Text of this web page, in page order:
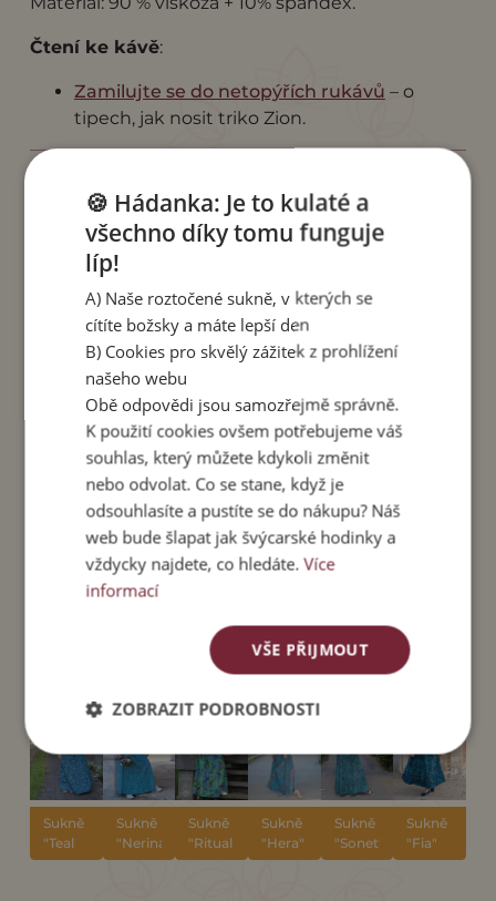
Čtení ke kávě:
Zamilujte se do netopýřích rukávů – o
tipech, jak nosit triko Zion.
Pro správnou velikost trika Zion použijte tuto
velikostní tabulku. Obvod hrudníku, dolního
lemu trika. délka rukávu a délka trika je uveden v
obvod hrudníku
obvod
dolního
délka
122 82 50
138 92 50
SOUVISEJÍCÍ
PRODUKTY
Sukně
"Teal
Lilia"
Sukně
"Nerina
Zoe"
Sukně
"Ritual
Astrid"
Sukně
"Hera"
Sukně
"Sonet"
Sukně
"Fia"
🍪 Hádanka: Je to kulaté a
všechno díky tomu funguje
líp!
A) Naše roztočené sukně, v kterých se
cítíte božsky a máte lepší den
B) Cookies pro skvělý zážitek z prohlížení
našeho webu
Obě odpovědi jsou samozřejmě správně.
K použití cookies ovšem potřebujeme váš
souhlas, který můžete kdykoli změnit
nebo odvolat. Co se stane, když je
odsouhlasíte a pustíte se do nákupu? Náš
web bude šlapat jak švýcarské hodinky a
vždycky najdete, co hledáte.Více
informací
VŠE PŘIJMOUT
ZOBRAZIT PODROBNOSTI